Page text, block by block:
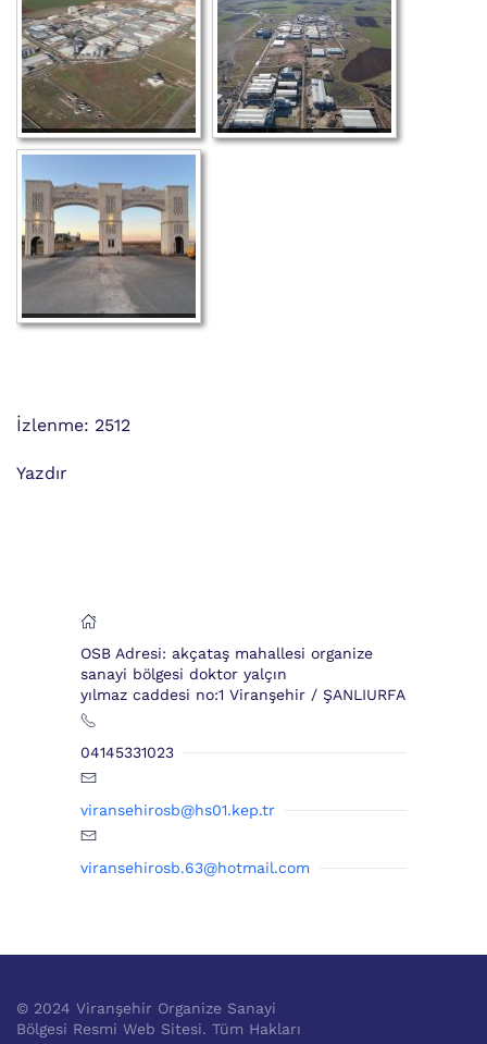
İzlenme: 2512
Yazdır
OSB Adresi: akçataş mahallesi organize
sanayi bölgesi doktor yalçın
yılmaz caddesi no:1 Viranşehir / ŞANLIURFA
04145331023
viransehirosb@hs01.kep.tr
viransehirosb.63@hotmail.com
© 2024 Viranşehir Organize Sanayi
Bölgesi Resmi Web Sitesi. Tüm Hakları